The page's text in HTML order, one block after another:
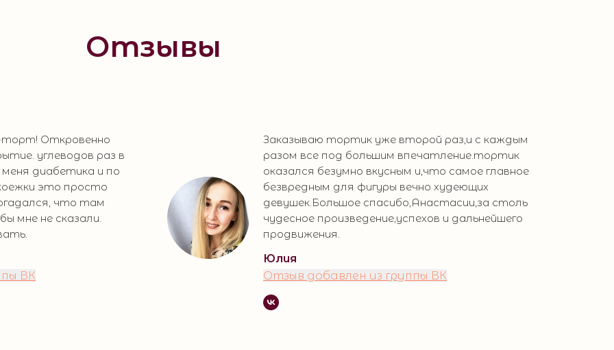
Отзывы
торт! Откровенно
углеводов раз в
диабетика и по
это просто
что там
мне не сказали.
ВК
Заказываю тортик уже второй раз,и с каждым
разом все под большим впечатление.тортик
оказался безумно вкусным и,что самое главное
безвредным для фигуры вечно худеющих
девушек.Большое спасибо,Анастасии,за столь
чудесное произведение,успехов и дальнейшего
продвижения.
Юлия
Отзыв добавлен из группы ВК